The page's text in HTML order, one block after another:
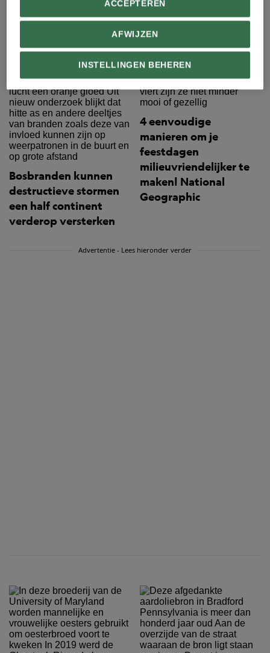
Een fotoverslag van de
voedselcrisis in de
Hoorn van Afrika
Bosbranden kunnen
destructieve stormen
een half continent
verderop versterken
4 eenvoudige
manieren om je
feestdagen
milieuvriendelijker te
maken| National
Geographic
Advertentie - Lees hieronder verder
INSTELLINGEN BEHEREN
AFWIJZEN
ACCEPTEREN